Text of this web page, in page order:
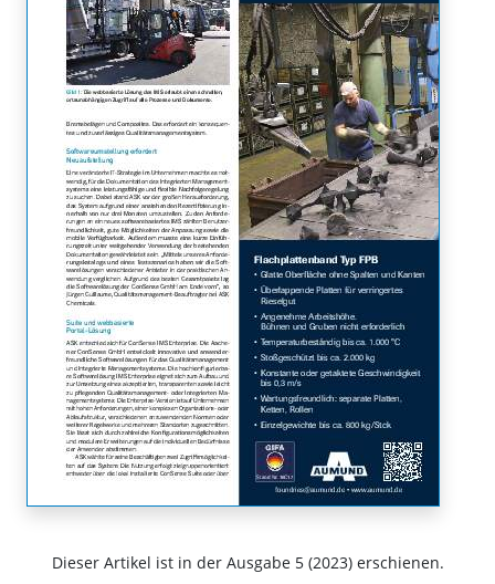
Dieser Artikel ist in der Ausgabe 5 (2023) erschienen.